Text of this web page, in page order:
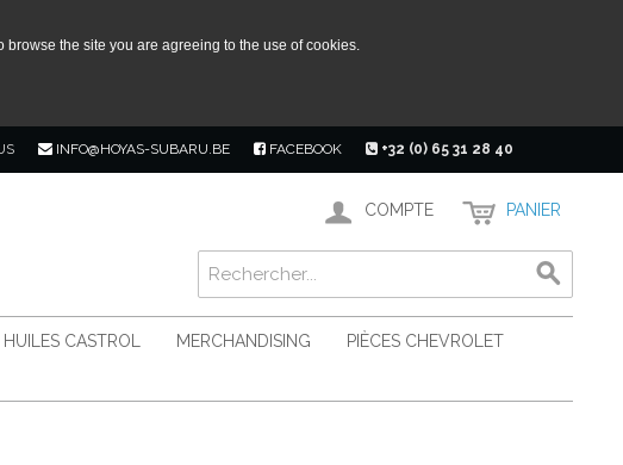
the site you are agreeing to the use of cookies.
INFO@HOYAS-SUBARU.BE FACEBOOK +32 (0) 65 31 28 40
COMPTE PANIER
HUILES CASTROL MERCHANDISING
PIÈCES CHEVROLET